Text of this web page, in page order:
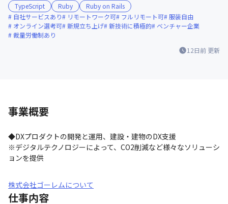
12日前 更新
TypeScript Ruby
Ruby on Rails
自社サービスあり
リモートワーク可 フルリモート可 服装自由
オンライン選考可 新規立ち上げ 新技術に積極的
ベンチャー企業
裁量労働制あり
事業概要
◆DXプロダクトの開発と運用、建設・建物のDX支援
※デジタルテクノロジーによって、CO2削減など様々なソリューシ
ョンを提供
株式会社ゴーレムについて
仕事内容